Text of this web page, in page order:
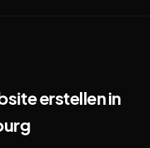
erstellen in